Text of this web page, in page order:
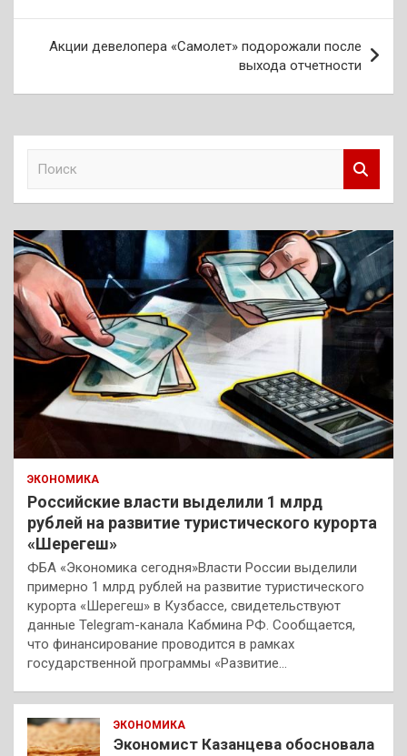
записям
Акции девелопера «Самолет» подорожали после
выхода отчетности
к
ЭКОНОМИКА
Российские власти выделили 1 млрд
рублей на развитие туристического курорта
«Шерегеш»
ФБА «Экономика сегодня»Власти России выделили
примерно 1 млрд рублей на развитие туристического
курорта «Шерегеш» в Кузбассе, свидетельствуют
данные Telegram-канала Кабмина РФ. Сообщается,
что финансирование проводится в рамках
государственной программы «Развитие…
ЭКОНОМИКА
Экономист Казанцева обосновала